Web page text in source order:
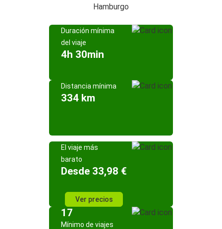
Hamburgo
Duración mínima
del viaje
4h 30min
Distancia mínima
334 km
El viaje más
barato
Desde 33,98 €
Ver precios
17
Mínimo de viajes